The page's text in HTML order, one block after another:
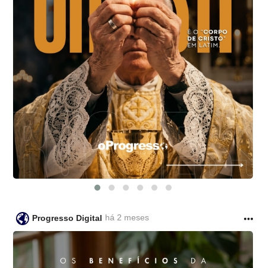
Progresso Digital há 2 meses